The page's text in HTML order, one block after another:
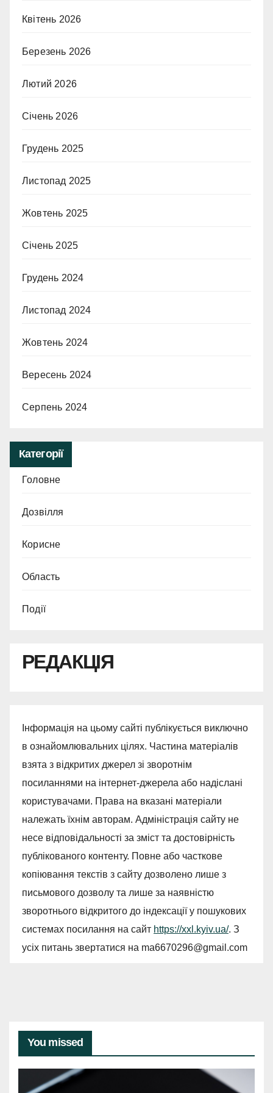
Квітень 2026
Березень 2026
Лютий 2026
Січень 2026
Грудень 2025
Листопад 2025
Жовтень 2025
Січень 2025
Грудень 2024
Листопад 2024
Жовтень 2024
Вересень 2024
Серпень 2024
Категорії
Головне
Дозвілля
Корисне
Область
Події
РЕДАКЦІЯ
Інформація на цьому сайті публікується виключно
в ознайомлювальних цілях. Частина матеріалів
взята з відкритих джерел зі зворотнім
посиланнями на інтернет-джерела або надіслані
користувачами. Права на вказані матеріали
належать їхнім авторам. Адміністрація сайту не
несе відповідальності за зміст та достовірність
публікованого контенту. Повне або часткове
копіювання текстів з сайту дозволено лише з
письмового дозволу та лише за наявністю
зворотнього відкритого до індексації у пошукових
системах посилання на сайт https://xxl.kyiv.ua/. З
усіх питань звертатися на ma6670296@gmail.com
You missed